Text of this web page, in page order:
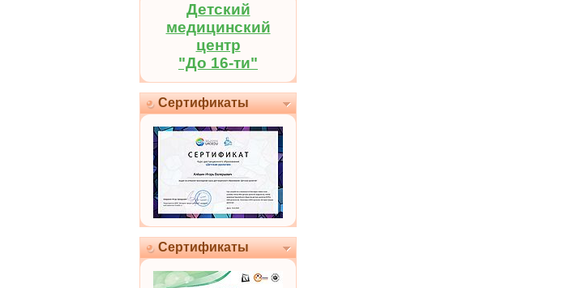
Детский
медицинский
центр
"До 16-ти"
Сертификаты
Сертификаты